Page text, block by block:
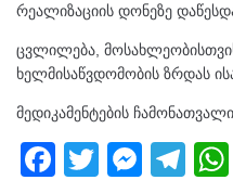
რეალიზაციის დონეზე
ცვლილება,
ხელმისაწვდომობის ზრდას
მედიკამენტების
F
T
M
T